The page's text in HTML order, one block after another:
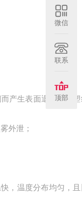
产生表面退色，全
外泄；
，温度分布均匀，
微信
联系
顶部